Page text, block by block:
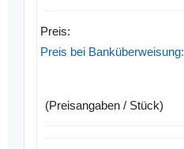
Preis:
Preis bei Banküberweisung:
(Preisangaben / Stück)